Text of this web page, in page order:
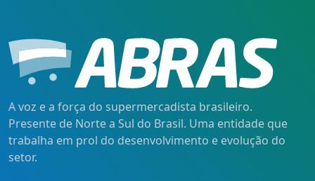
A voz e a força do supermercadista brasileiro.
Presente de Norte a Sul do Brasil. Uma entidade que
trabalha em prol do desenvolvimento e evolução do
setor.